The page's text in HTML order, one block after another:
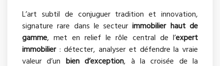
L’art subtil de conjuguer tradition et innovation,
signature rare dans le secteurimmobilier haut de
gamme, met en relief le rôle central de l’expert
immobilier: détecter, analyser et défendre la vraie
valeur d’un bien d’exception, à la croisée de la